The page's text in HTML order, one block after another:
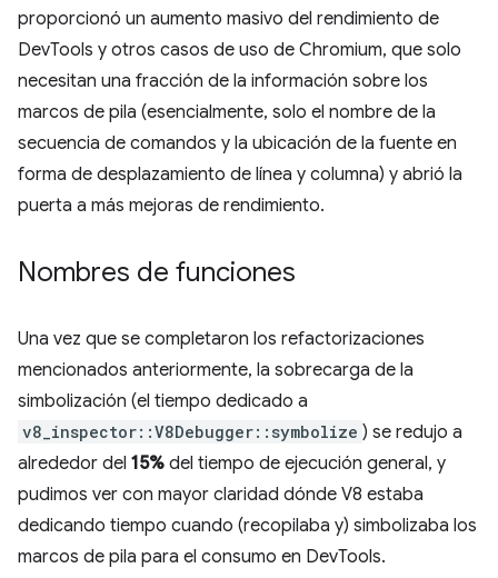
proporcionó un aumento masivo del rendimiento de
DevTools y otros casos de uso de Chromium, que solo
necesitan una fracción de la información sobre los
marcos de pila (esencialmente, solo el nombre de la
secuencia de comandos y la ubicación de la fuente en
forma de desplazamiento de línea y columna) y abrió la
puerta a más mejoras de rendimiento.
Nombres de funciones
Una vez que se completaron los refactorizaciones
mencionados anteriormente, la sobrecarga de la
simbolización (el tiempo dedicado a
v8_inspector::V8Debugger::symbolize ) se redujo a
alrededor del 15% del tiempo de ejecución general, y
pudimos ver con mayor claridad dónde V8 estaba
dedicando tiempo cuando (recopilaba y) simbolizaba los
marcos de pila para el consumo en DevTools.